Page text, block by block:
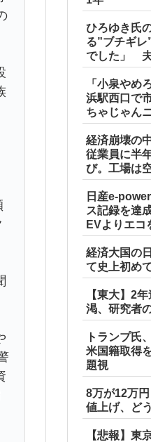
ひろゆき氏
る”ブチギ
でした」
「小泉やめ
浜駅西口で
ちゃじゃん
経済崩壊の
従業員に半
び。工場は
日産e-
ス記録を達
EVよりエコ
経済大国の
て史上初め
【東大】2
渇、研究者
トランプ氏
米国籍取得
題視
8万が12万
値上げ、ど
【悲報】東